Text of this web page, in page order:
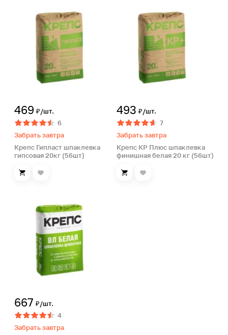
469 ₽/шт.
6
Забрать завтра
Крепс Гипласт шпаклевка
гипсовая 20кг (56шт)
493 ₽/шт.
7
Забрать завтра
Крепс КР Плюс шпаклевка
финишная белая 20 кг (56шт)
667 ₽/шт.
4
Забрать завтра